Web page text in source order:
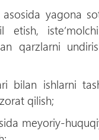
yagona
etish,
qarzlarni
bilan ishlarni
qilish;
meyoriy-